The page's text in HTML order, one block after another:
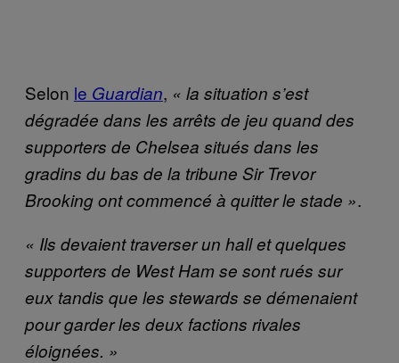
Selon le Guardian, « la situation s’est
dégradée dans les arrêts de jeu quand des
supporters de Chelsea situés dans les
gradins du bas de la tribune Sir Trevor
Brooking ont commencé à quitter le stade ».
« Ils devaient traverser un hall et quelques
supporters de West Ham se sont rués sur
eux tandis que les stewards se démenaient
pour garder les deux factions rivales
éloignées. »